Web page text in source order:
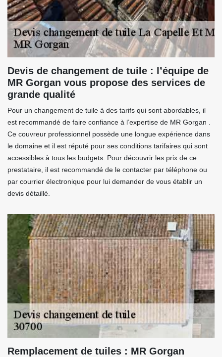
Devis de changement de tuile : l’équipe de
MR Gorgan vous propose des services de
grande qualité
Pour un changement de tuile à des tarifs qui sont abordables, il
est recommandé de faire confiance à l’expertise de MR Gorgan .
Ce couvreur professionnel possède une longue expérience dans
le domaine et il est réputé pour ses conditions tarifaires qui sont
accessibles à tous les budgets. Pour découvrir les prix de ce
prestataire, il est recommandé de le contacter par téléphone ou
par courrier électronique pour lui demander de vous établir un
devis détaillé.
Remplacement de tuiles : MR Gorgan